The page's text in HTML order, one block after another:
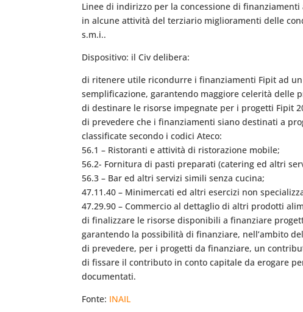
Linee di indirizzo per la concessione di
in alcune attività del terziario miglioramenti delle
s.m.i..
Dispositivo: il Civ delibera:
di ritenere utile ricondurre i finanziamenti Fipit ad
semplificazione, garantendo maggiore celerità delle
di destinare le risorse impegnate per i progetti Fipit
di prevedere che i finanziamenti siano destinati a
classificate secondo i codici Ateco:
56.1 – Ristoranti e attività di ristorazione mobile;
56.2- Fornitura di pasti preparati (catering ed altri
56.3 – Bar ed altri servizi simili senza cucina;
47.11.40 – Minimercati ed altri esercizi non
47.29.90 – Commercio al dettaglio di altri prodotti
di finalizzare le risorse disponibili a finanziare
garantendo la possibilità di finanziare, nell’ambito
di prevedere, per i progetti da finanziare, un
di fissare il contributo in conto capitale da erogare
documentati.
Fonte: INAIL